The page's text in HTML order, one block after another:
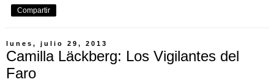
Compartir
lunes, julio 29, 2013
Camilla Läckberg: Los Vigilantes del
Faro